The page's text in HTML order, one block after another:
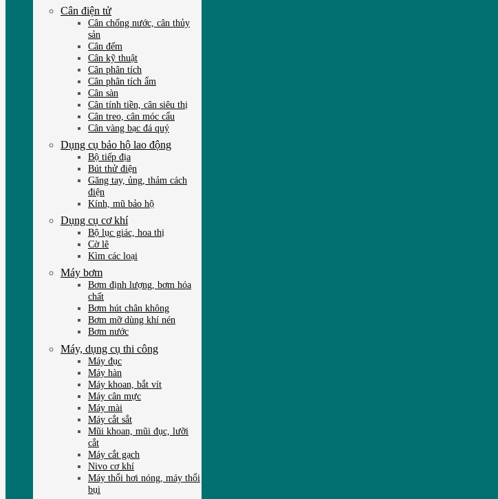
Cân điện tử
Cân chống nước, cân thủy
sản
Cân đếm
Cân kỹ thuật
Cân phân tích
Cân phân tích ẩm
Cân sàn
Cân tính tiền, cân siêu thị
Cân treo, cân móc cẩu
Cân vàng bạc đá quý
Dụng cụ bảo hộ lao động
Bộ tiếp địa
Bút thử điện
Găng tay, ủng, thảm cách
điện
Kính, mũ bảo hộ
Dụng cụ cơ khí
Bộ lục giác, hoa thị
Cờ lê
Kìm các loại
Máy bơm
Bơm định lượng, bơm hóa
chất
Bơm hút chân không
Bơm mỡ dùng khí nén
Bơm nước
Máy, dụng cụ thi công
Máy đục
Máy hàn
Máy khoan, bắt vít
Máy cân mực
Máy mài
Máy cắt sắt
Mũi khoan, mũi đục, lưỡi
cắt
Máy cắt gạch
Nivo cơ khí
Máy thổi hơi nóng, máy thổi
bụi